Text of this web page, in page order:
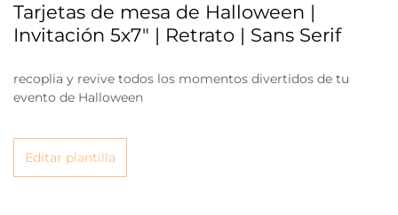
Tarjetas de mesa de Halloween |
Invitación 5x7" | Retrato | Sans Serif
recoplia y revive todos los momentos divertidos de tu
evento de Halloween
Editar plantilla